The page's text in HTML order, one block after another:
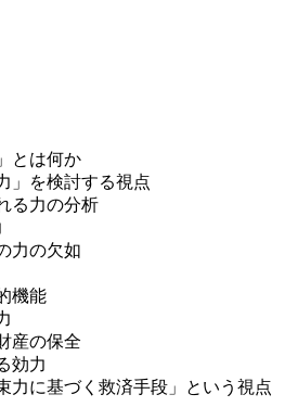
とは何か
を検討する視点
力の分析
の欠如
機能
の保全
力
に基づく救済手段」という視点